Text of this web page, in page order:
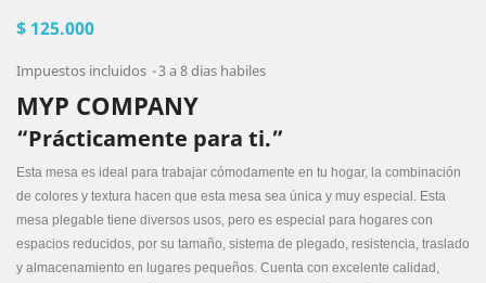
$ 125.000
Impuestos incluidos 3 a 8 dias habiles
MYP COMPANY
“Prácticamente para ti.”
Esta mesa es ideal para trabajar cómodamente en tu hogar, la combinación
de colores y textura hacen que esta mesa sea única y muy especial. Esta
mesa plegable tiene diversos usos, pero es especial para hogares con
espacios reducidos, por su tamaño, sistema de plegado, resistencia, traslado
y almacenamiento en lugares pequeños. Cuenta con excelente calidad,